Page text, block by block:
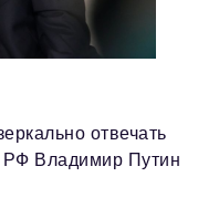
подписка
отвечать
РФ Владимир Путин